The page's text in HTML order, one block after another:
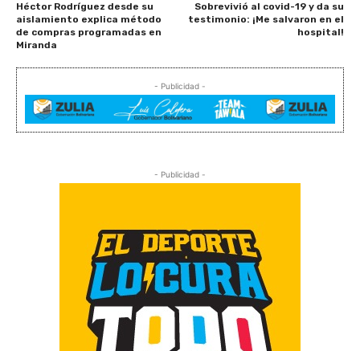
Héctor Rodríguez desde su
aislamiento explica método
de compras programadas en
Miranda
Sobrevivió al covid-19 y da su
testimonio: ¡Me salvaron en el
hospital!
- Publicidad -
- Publicidad -